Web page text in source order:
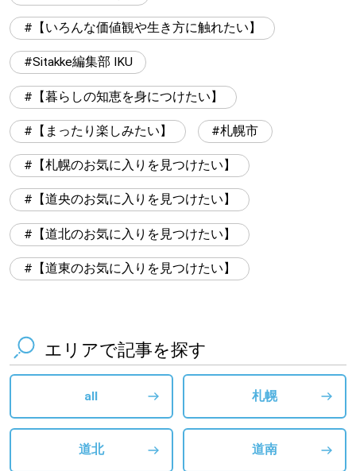
【いろんな価値観や生き方に触れたい】
Sitakke編集部 IKU
【暮らしの知恵を身につけたい】
【まったり楽しみたい】 札幌市
【札幌のお気に入りを見つけたい】
【道央のお気に入りを見つけたい】
【道北のお気に入りを見つけたい】
【道東のお気に入りを見つけたい】
エリアで記事を探す
all 札幌
道北 道南